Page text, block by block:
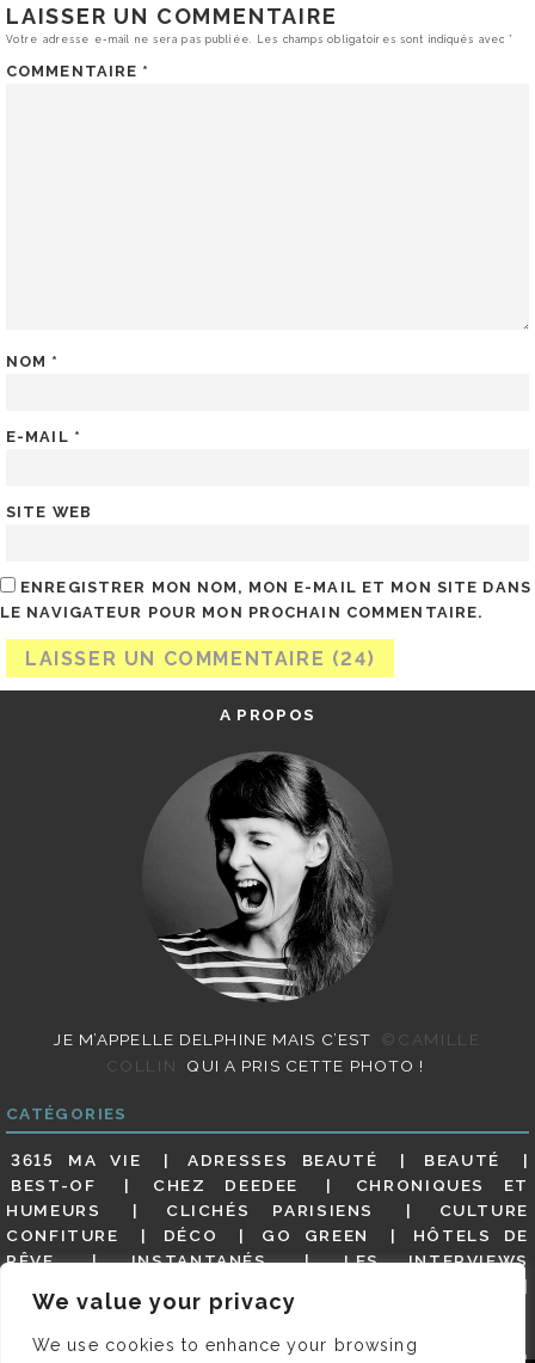
We value your privacy
We use cookies to enhance your browsing
LAISSER UN COMMENTAIRE
Votre adresse e-mail ne sera pas publiée. Les champs obligatoires sont indiqués avec*
COMMENTAIRE *
NOM *
E-MAIL *
SITE WEB
ENREGISTRER MON NOM, MON E-MAIL ET MON SITE DANS
LE NAVIGATEUR POUR MON PROCHAIN COMMENTAIRE.
A PROPOS
JE M’APPELLE DELPHINE MAIS C’EST
©CAMILLE
COLLIN
QUI A PRIS CETTE PHOTO !
CATÉGORIES
3615 MA VIE ADRESSES BEAUTÉ
BEAUTÉ
BEST-OF
CHEZ DEEDEE
CHRONIQUES ET
HUMEURS
CLICHÉS PARISIENS
CULTURE
CONFITURE
DÉCO GO GREEN
HÔTELS DE
RÊVE
INSTANTANÉS
LES INTERVIEWS
MES ADRESSES
MODE
(BUT GOODIES)
PAR ICI LE MAGOT !